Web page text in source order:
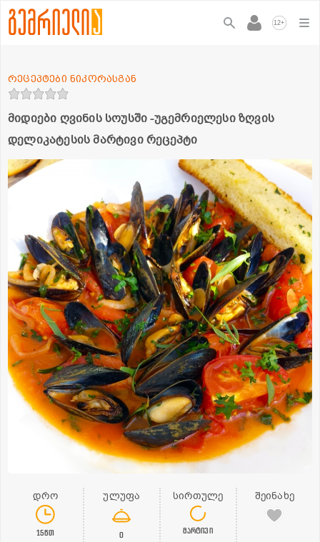
12+
მიდიები ღვინის სოუსში -უგემრიელესი ზღვის
დელიკატესის მარტივი რეცეპტი
რეცეპტები ნიკორასგან
დრო
15წთ
ულუფა
0
სირთულე
მარტივი
შეინახე